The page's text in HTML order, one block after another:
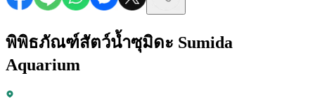
พิพิธภัณฑ์สัตว์น้ำซุมิดะ Sumida
Aquarium